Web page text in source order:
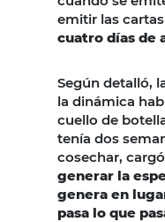
emitir las
cuatro días de
Según detalló,
la dinámica
cuello de
tenía dos
cosechar,
generar la
genera en
pasa lo que